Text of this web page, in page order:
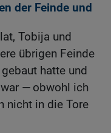
der Feinde und
Tobija und
übrigen Feinde
hatte und
— obwohl ich
nicht in die Tore